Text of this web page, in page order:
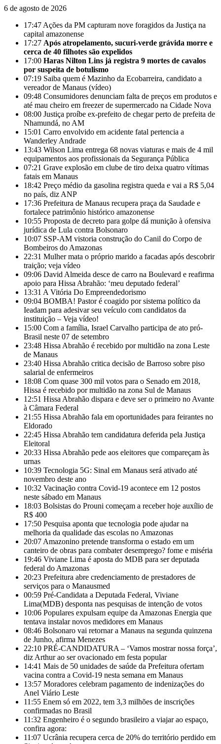
6 de agosto de 2026
17:47 Ações da PM capturam nove foragidos da Justiça na
capital amazonense
17:27 Após atropelamento, sucuri-verde grávida morre e
cerca de 40 filhotes são expelidos
17:00 Haras Nilton Lins já registra 9 mortes de cavalos
por suspeita de botulismo
07:19 Saiba quem é Mazinho da Ecobarreira, candidato a
vereador de Manaus (vídeo)
09:48 Consumidores denunciam falta de preços em produtos e
até mau cheiro em freezer de supermercado na Cidade Nova
08:00 Justiça proíbe ex-prefeito de chegar perto de prefeita de
Nhamundá, no AM
15:01 Carro envolvido em acidente fatal pertencia a
Wanderley Andrade
13:43 Wilson Lima entrega 68 novas viaturas e mais de 4 mil
equipamentos aos profissionais da Segurança Pública
07:21 Grave explosão em clube de tiro deixa quatro vítimas
fatais em Manaus
18:42 Preço médio da gasolina registra queda e vai a R$ 5,04
no país, diz ANP
17:36 Prefeitura de Manaus recupera praça da Saudade e
fortalece patrimônio histórico amazonense
10:55 Proposta de decreto para golpe dá munição à ofensiva
jurídica de Lula contra Bolsonaro
10:07 SSP-AM vistoria construção do Canil do Corpo de
Bombeiros do Amazonas
22:31 Mulher mata o próprio marido a facadas após descobrir
traição; veja vídeo
09:06 David Almeida desce de carro na Boulevard e reafirma
apoio para Hissa Abrahão: ‘meu deputado federal’
13:31 A Vitória Do Empreendedorismo
09:04 BOMBA! Pastor é coagido por sistema político da
Ieadam para adesivar seu veículo com candidatos da
instituição – Veja vídeo!
15:00 Com a família, Israel Carvalho participa de ato pró-
Brasil neste 07 de setembro
23:48 Hissa Abrahão é recebido por multidão na zona Leste
de Manaus
23:40 Hissa Abrahão critica decisão de Barroso sobre piso
salarial de enfermeiros
18:08 Com quase 300 mil votos para o Senado em 2018,
Hissa é recebido por multidão na zona Sul de Manaus
12:51 Hissa Abrahão dispara e deve ser o primeiro no Avante
à Câmara Federal
21:55 Hissa Abrahão fala em oportunidades para feirantes no
Eldorado
22:45 Hissa Abrahão tem candidatura deferida pela Justiça
Eleitoral
20:33 Hissa Abrahão pede aos eleitores que compareçam às
urnas
10:39 Tecnologia 5G: Sinal em Manaus será ativado até
novembro deste ano
10:32 Vacinação contra Covid-19 acontece em 12 postos
neste sábado em Manaus
18:03 Bolsistas do Prouni começam a receber hoje auxílio de
R$ 400
17:50 Pesquisa aponta que tecnologia pode ajudar na
melhoria da qualidade das escolas no Amazonas
20:07 Amazonino pretende transforma o estado em um
canteiro de obras para combater desemprego? fome e miséria
19:46 Viviane Lima é aposta do MDB para ser deputada
federal do Amazonas
20:23 Prefeitura abre credenciamento de prestadores de
serviços para o Manausmed
00:59 Pré-Candidata a Deputada Federal, Viviane
Lima(MDB) desponta nas pesquisas de intenção de votos
10:06 Populares expulsam equipe da Amazonas Energia que
tentava instalar novos medidores em Manaus
08:46 Bolsonaro vai retornar a Manaus na segunda quinzena
de Junho, afirma Menezes
22:10 PRÉ-CANDIDATURA – ‘Vamos mostrar nossa força’,
diz Arthur ao ser ovacionado em festa popular
14:41 Mais de 50 unidades de saúde da Prefeitura ofertam
vacina contra a Covid-19 nesta semana em Manaus
13:57 Moradores celebram pagamento de indenizações do
Anel Viário Leste
11:55 Enem só em 2022, tem 3,3 milhões de inscrições
confirmadas no Brasil
11:32 Engenheiro é o segundo brasileiro a viajar ao espaço,
confira agora:
11:07 Ucrânia recupera cerca de 20% do território perdido em